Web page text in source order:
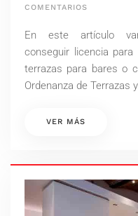
COMENTARIOS
TERRAZA
DE
En este artículo
conseguir licencia
terrazas para bares o
Ordenanza de Terrazas
VER MÁS